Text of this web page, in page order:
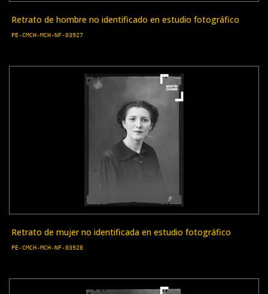
Retrato de hombre no identificado en estudio fotográfico
PE-CMCH-MCH-NF-03927
Retrato de mujer no identificada en estudio fotográfico
PE-CMCH-MCH-NF-03928